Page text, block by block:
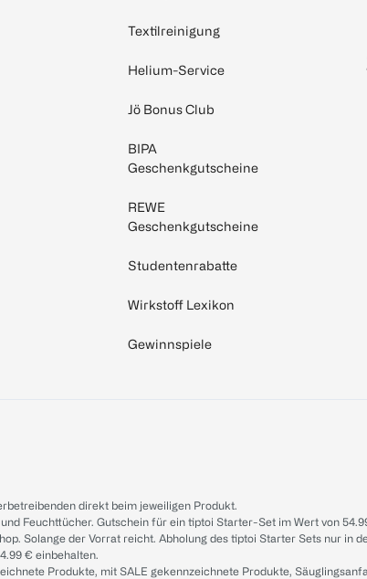
Textilreinigung
Helium-Service
Jö Bonus Club
BIPA
Geschenkgutscheine
REWE
Geschenkgutscheine
Studentenrabatte
Wirkstoff Lexikon
Gewinnspiele
direkt beim jeweiligen Produkt.
Feuchttücher. Gutschein für ein tiptoi Starter-Set im Wert von
Solange der Vorrat reicht. Abholung des tiptoi Starter Sets nur
€ einbehalten.
Produkte, mit SALE gekennzeichnete Produkte,